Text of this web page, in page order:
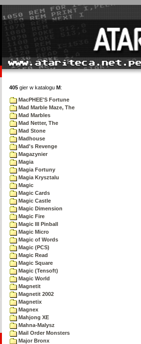
405 gier w katalogu M:
MacPHEE'S Fortune
Mad Marble Maze, The
Mad Marbles
Mad Netter, The
Mad Stone
Madhouse
Mad's Revenge
Magazynier
Magia
Magia Fortuny
Magia Krysztalu
Magic
Magic Cards
Magic Castle
Magic Dimension
Magic Fire
Magic III Pinball
Magic Micro
Magic of Words
Magic (PCS)
Magic Read
Magic Square
Magic (Tensoft)
Magic World
Magnetit
Magnetit 2002
Magnetix
Magnex
Mahjong XE
Mahna-Malysz
Mail Order Monsters
Major Bronx